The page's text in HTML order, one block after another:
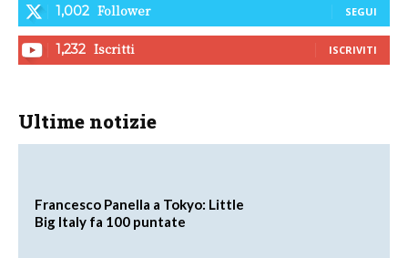
1,002 Follower SEGUI
1,232 Iscritti ISCRIVITI
Ultime notizie
Francesco Panella a Tokyo: Little
Big Italy fa 100 puntate